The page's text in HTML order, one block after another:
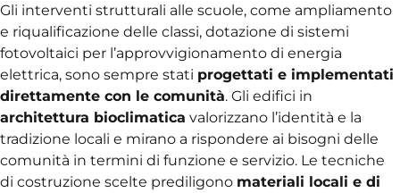
Gli interventi strutturali alle scuole, come ampliamento
e riqualificazione delle classi, dotazione di sistemi
fotovoltaici per l’approvvigionamento di energia
elettrica, sono sempre stati progettati e implementati
direttamente con le comunità. Gli edifici in
architettura bioclimatica valorizzano l’identità e la
tradizione locali e mirano a rispondere ai bisogni delle
comunità in termini di funzione e servizio. Le tecniche
di costruzione scelte prediligono materiali locali e di